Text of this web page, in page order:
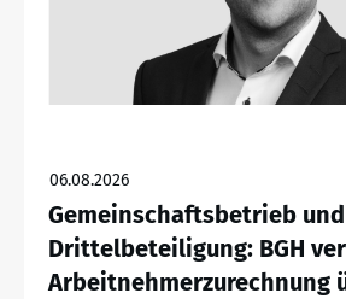
06.08.2026
Gemeinschaftsbetrieb und
Drittelbeteiligung: BGH
Arbeitnehmerzurechnung